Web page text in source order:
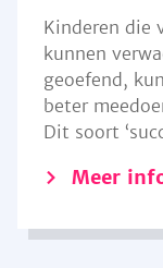
Kinderen die
kunnen
geoefend,
beter
Dit soort
Meer